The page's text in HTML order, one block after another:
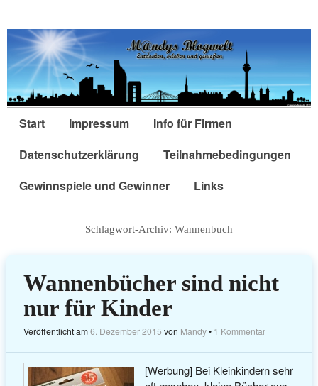
Start Impressum
Info für Firmen
Datenschutzerklärung
Teilnahmebedingungen
Gewinnspiele und Gewinner
Links
Schlagwort-Archiv: Wannenbuch
Wannenbücher sind nicht
nur für Kinder
Veröffentlicht am6. Dezember 2015 von Mandy• 1 Kommentar
[Werbung] Bei Kleinkindern sehr